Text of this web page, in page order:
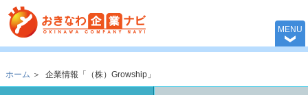
おきなわ企業
MENU
ホーム ＞ 企業情報「（株）Growship」